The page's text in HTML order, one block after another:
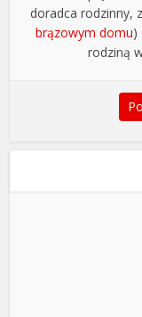
doradca rodzinny,
brązowym domu)
rodziną